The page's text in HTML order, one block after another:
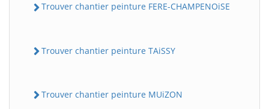
Trouver chantier peinture FERE-CHAMPENOiSE
Trouver chantier peinture TAiSSY
Trouver chantier peinture MUiZON